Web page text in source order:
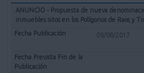
ANUNCIO - Propuesta de nueva
inmuebles sitos en los Polígonos de Raos y
09/08/2017